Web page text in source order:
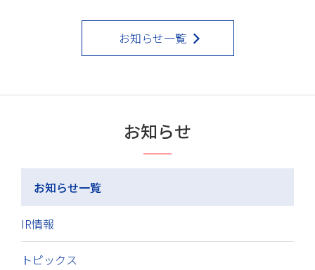
お知らせ一覧
お知らせ
お知らせ一覧
IR情報
トピックス